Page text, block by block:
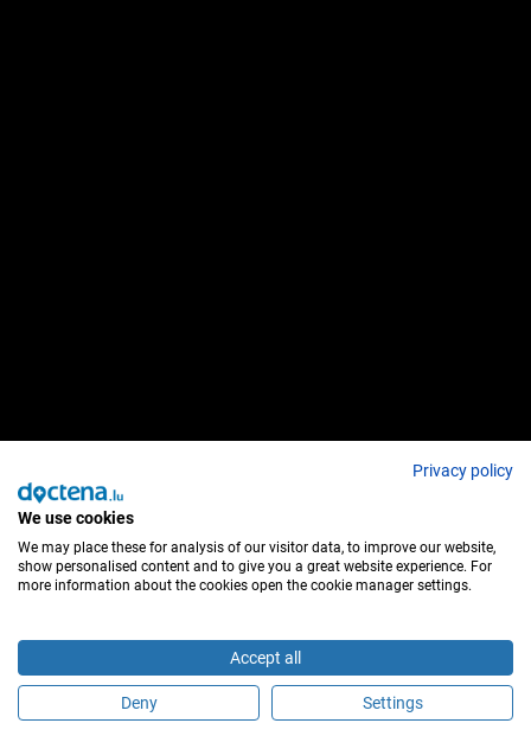
Sind Sie dieser Behandler?
Privacy policy
We use cookies
We may place these for analysis of our visitor data, to improve our website,
show personalised content and to give you a great website experience. For
more information about the cookies open the cookie manager settings.
Accept all
Deny Settings